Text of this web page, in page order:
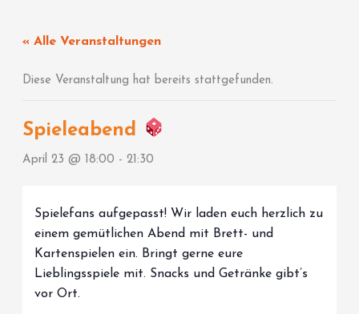
springen« Alle Veranstaltungen
Diese Veranstaltung hat bereits stattgefunden.
Spieleabend
April 23 @ 18:00 -21:30
Spielefans aufgepasst! Wir laden euch herzlich zu
einem gemütlichen Abend mit Brett- und
Kartenspielen ein. Bringt gerne eure
Lieblingsspiele mit. Snacks und Getränke gibt’s
vor Ort.